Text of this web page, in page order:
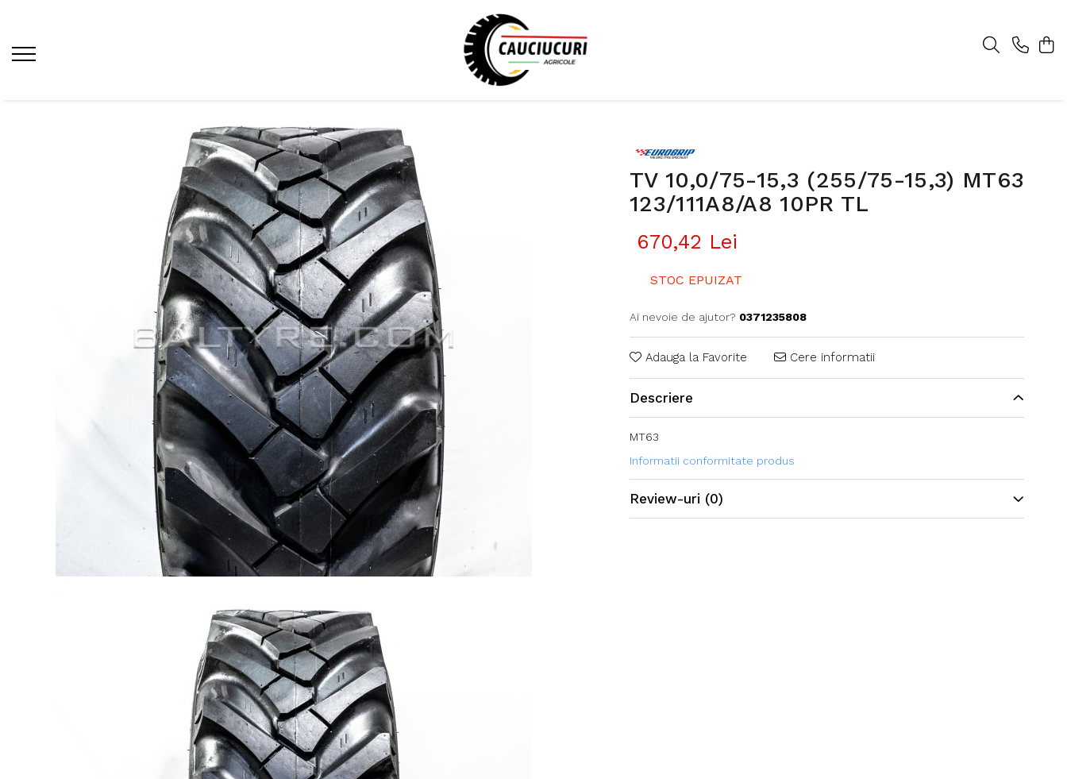
TV 10,0/75-15,3 (255/75-15,3) MT63
123/111A8/A8 10PR TL
670,42 Lei
STOC EPUIZAT
Ai nevoie de ajutor? 0371235808
Adauga la Favorite Cere informatii
Descriere
MT63
Informatii conformitate produs
Review-uri (0)